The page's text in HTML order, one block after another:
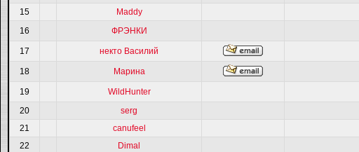
15
Maddy
16
ФРЭНКИ
17 некто Василий
18 Марина
19 WildHunter
20
serg
21
canufeel
22
Dimal